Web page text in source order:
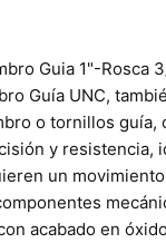
Guia 1"-Rosca
Guía UNC,
o tornillos guía,
y resistencia,
un
acabado en